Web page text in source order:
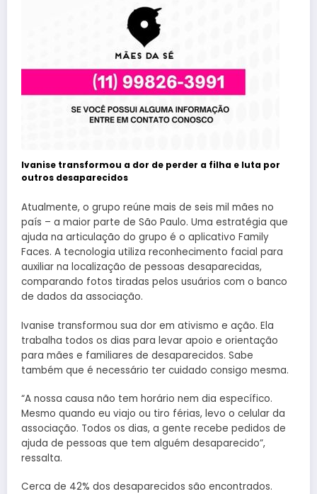
Ivanise transformou a dor de perder a filha e luta por
outros desaparecidos
Atualmente, o grupo reúne mais de seis mil mães no
país – a maior parte de São Paulo. Uma estratégia que
ajuda na articulação do grupo é o aplicativo Family
Faces. A tecnologia utiliza reconhecimento facial para
auxiliar na localização de pessoas desaparecidas,
comparando fotos tiradas pelos usuários com o banco
de dados da associação.
Ivanise transformou sua dor em ativismo e ação. Ela
trabalha todos os dias para levar apoio e orientação
para mães e familiares de desaparecidos. Sabe
também que é necessário ter cuidado consigo mesma.
“A nossa causa não tem horário nem dia específico.
Mesmo quando eu viajo ou tiro férias, levo o celular da
associação. Todos os dias, a gente recebe pedidos de
ajuda de pessoas que tem alguém desaparecido”,
ressalta.
Cerca de 42% dos desaparecidos são encontrados.